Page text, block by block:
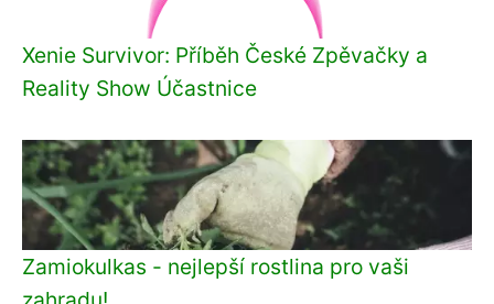
Xenie Survivor: Příběh České Zpěvačky a
Reality Show Účastnice
Zamiokulkas - nejlepší rostlina pro vaši